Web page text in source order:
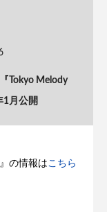
Tokyo Melody
1月公開
の情報は こちら